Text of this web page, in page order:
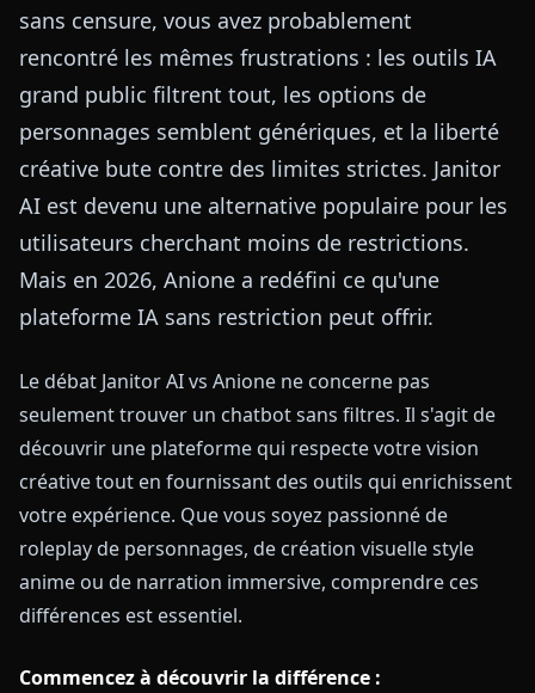
sans censure, vous avez probablement
rencontré les mêmes frustrations : les outils IA
grand public filtrent tout, les options de
personnages semblent génériques, et la liberté
créative bute contre des limites strictes. Janitor
AI est devenu une alternative populaire pour les
utilisateurs cherchant moins de restrictions.
Mais en 2026, Anione a redéfini ce qu'une
plateforme IA sans restriction peut offrir.
Le débat Janitor AI vs Anione ne concerne pas
seulement trouver un chatbot sans filtres. Il s'agit de
découvrir une plateforme qui respecte votre vision
créative tout en fournissant des outils qui enrichissent
votre expérience. Que vous soyez passionné de
roleplay de personnages, de création visuelle style
anime ou de narration immersive, comprendre ces
différences est essentiel.
Commencez à découvrir la différence :